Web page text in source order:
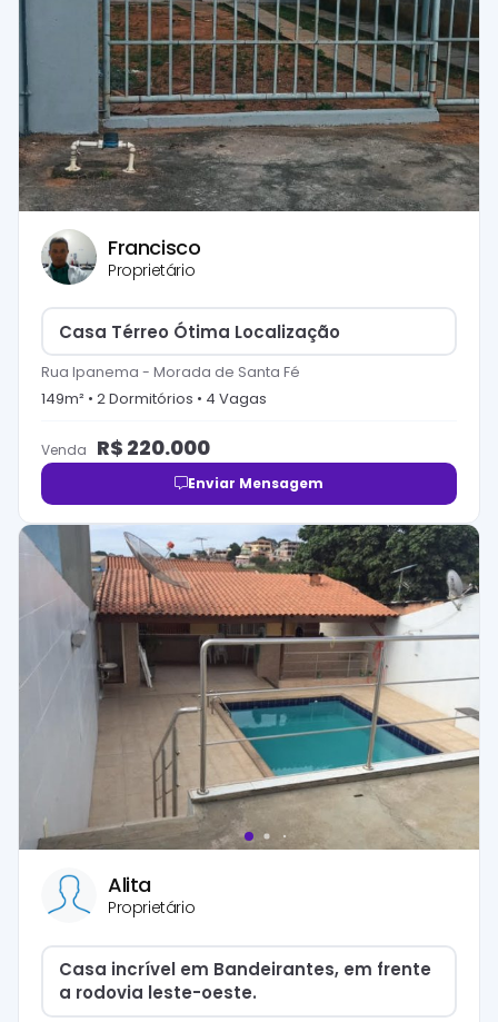
Francisco
Proprietário
Casa Térreo Ótima Localização
Rua Ipanema - Morada de Santa Fé
149m² • 2Dormitórios • 4 Vagas
Venda R$ 220.000
Enviar Mensagem
Alita
Proprietário
Casa incrível em Bandeirantes, em frente
a rodovia leste-oeste.